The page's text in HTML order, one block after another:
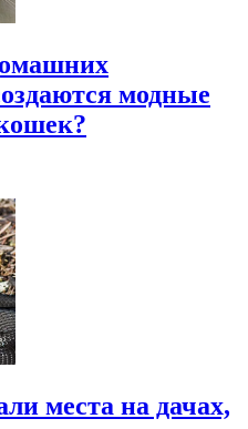
модные
места на дачах,